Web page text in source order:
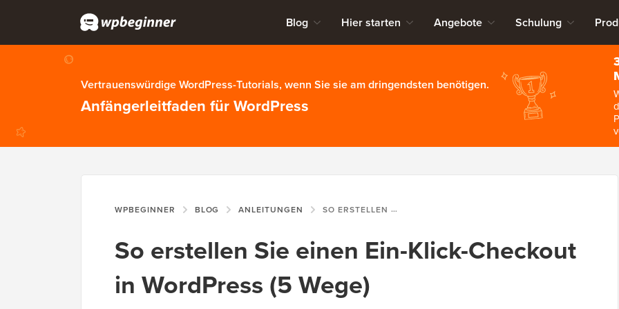
Blog Hier starten Angebote Schulung
Vertrauenswürdige WordPress-Tutorials, wenn Sie sie am dringendsten benötigen.
Anfängerleitfaden für WordPress
WPBEGINNER BLOG ANLEITUNGEN SO ERSTELLEN SIE EINEN EIN-KLICK-CHECKOUT IN WORDPRESS (5 WEGE)
So erstellen Sie einen Ein-Klick-Checkout
in WordPress (5 Wege)